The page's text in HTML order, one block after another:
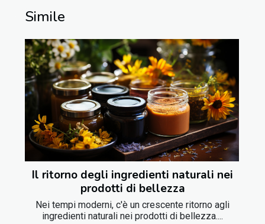
Simile
Il ritorno degli ingredienti naturali nei
prodotti di bellezza
Nei tempi moderni, c'è un crescente ritorno agli
ingredienti naturali nei prodotti di bellezza....